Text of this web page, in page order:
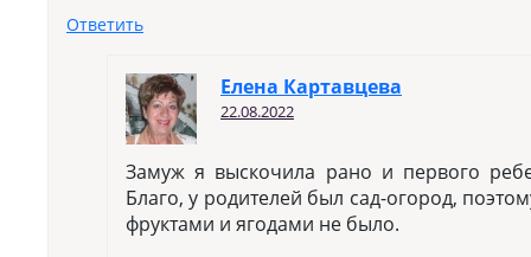
Ответить
Елена Картавцева
22.08.2022
Замуж я выскочила рано и первого
Благо, у родителей был сад-огород,
фруктами и ягодами не было.